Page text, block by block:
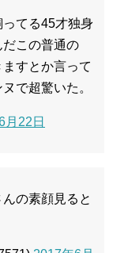
てる45才独身
この普通の
すとか言って
で超驚いた。
月22日
の素顔見ると